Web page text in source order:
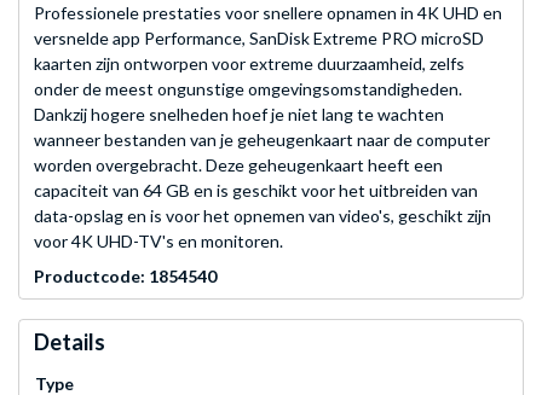
Professionele prestaties voor snellere opnamen in 4K UHD en
versnelde app Performance, SanDisk Extreme PRO microSD
kaarten zijn ontworpen voor extreme duurzaamheid, zelfs
onder de meest ongunstige omgevingsomstandigheden.
Dankzij hogere snelheden hoef je niet lang te wachten
wanneer bestanden van je geheugenkaart naar de computer
worden overgebracht. Deze geheugenkaart heeft een
capaciteit van 64 GB en is geschikt voor het uitbreiden van
data-opslag en is voor het opnemen van video's, geschikt zijn
voor 4K UHD-TV's en monitoren.
Productcode: 1854540
Details
Type